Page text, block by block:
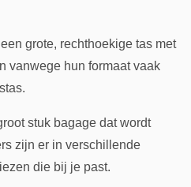
grote, rechthoekige tas met
vanwege hun formaat vaak
stuk bagage dat wordt
zijn er in verschillende
die bij je past.